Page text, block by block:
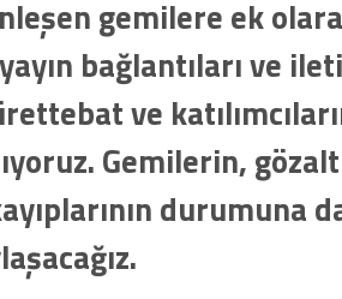
gemilere ek
bağlantıları ve
ve
Gemilerin,